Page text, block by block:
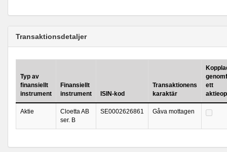
Transaktionsdetaljer
Typ av
finansiellt
instrument
Finansiellt
instrument
ISIN-kod
Transaktionens
karaktär
ett
Aktie
Cloetta AB
ser. B
SE0002626861 Gåva mottagen